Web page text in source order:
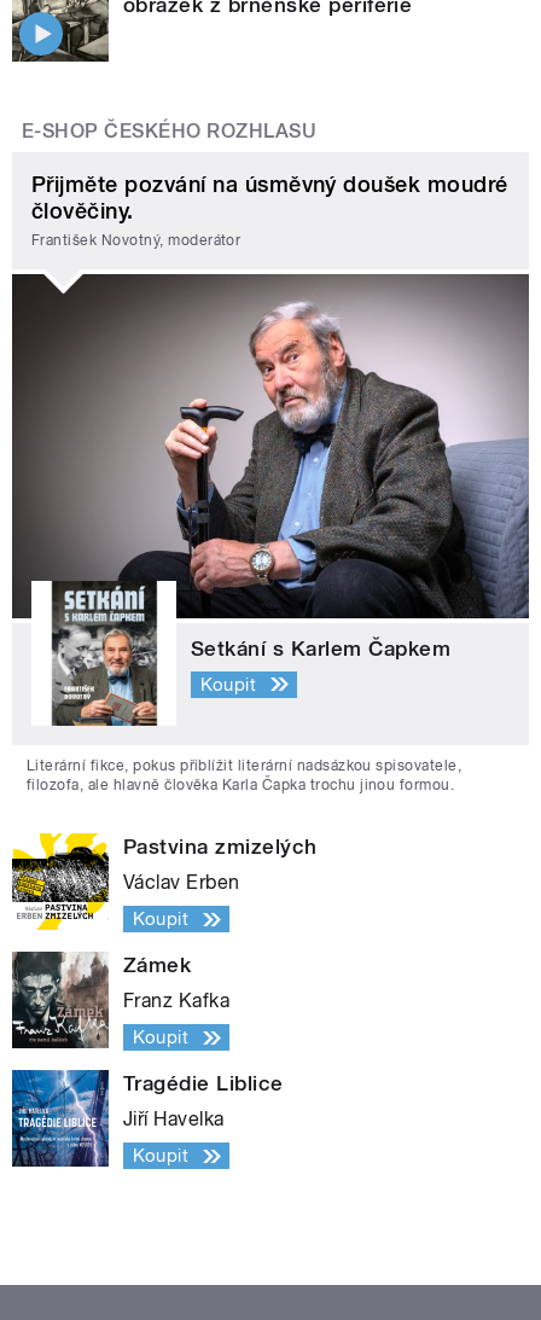
obrázek z brněnské periferie
E-SHOP ČESKÉHO ROZHLASU
Přijměte pozvání na úsměvný doušek moudré
člověčiny.
František Novotný, moderátor
Setkání s Karlem Čapkem
Koupit
Literární fikce, pokus přiblížit literární nadsázkou spisovatele,
filozofa, ale hlavně člověka Karla Čapka trochu jinou formou.
Pastvina zmizelých
Václav Erben
Koupit
Zámek
Franz Kafka
Koupit
Tragédie Liblice
Jiří Havelka
Koupit